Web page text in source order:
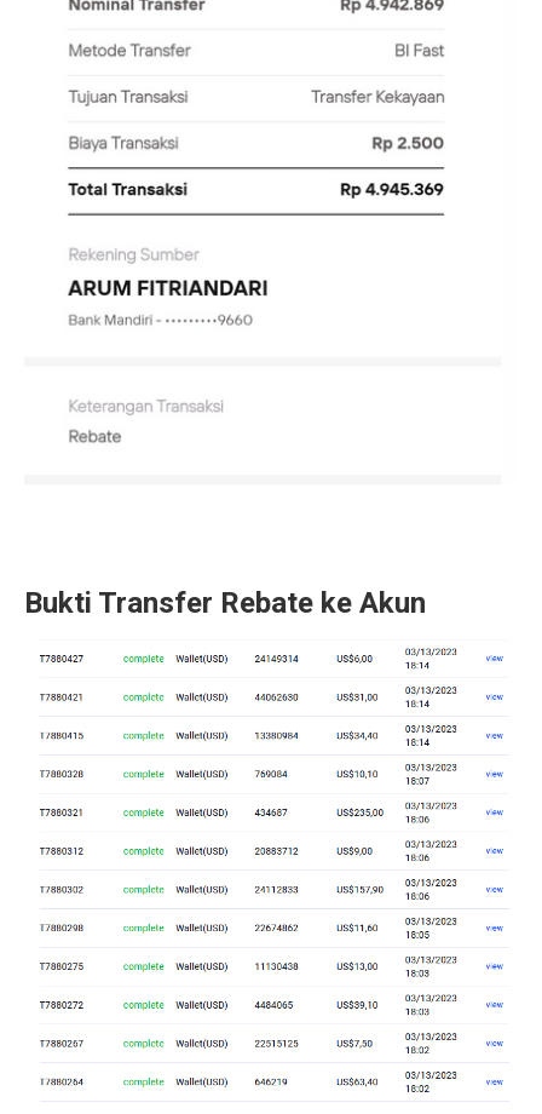
Bukti Transfer Rebate ke Akun